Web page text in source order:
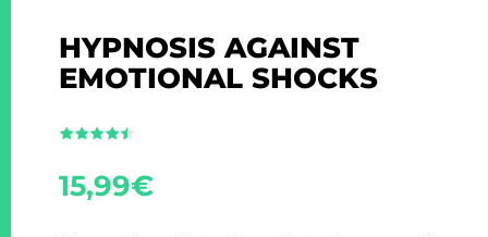
HYPNOSIS AGAINST
EMOTIONAL SHOCKS
15,99€